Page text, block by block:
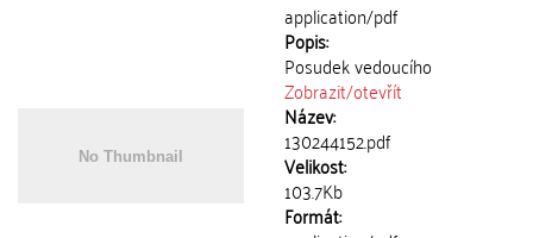
application/pdf
Popis:
Posudek vedoucího
Zobrazit/otevřít
Název:
130244152.pdf
Velikost:
103.7Kb
Formát: